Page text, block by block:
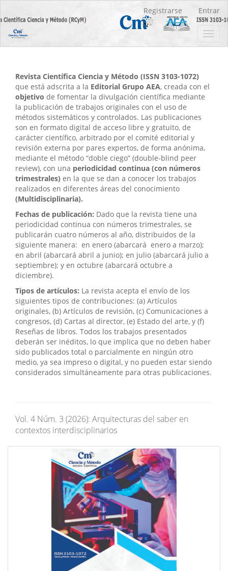
principal
Contenido
principal
Barra
Registrarse Entrar
Revista Científica Ciencia y Método (ISSN 3103-1072)
que está adscrita a la Editorial Grupo AEA, creada con el
objetivo de fomentar la divulgación científica mediante
la publicación de trabajos originales con el uso de
métodos sistemáticos y controlados. Las publicaciones
son en formato digital de acceso libre y gratuito, de
carácter científico, arbitrado por el comité editorial y
revisión externa por pares expertos, de forma anónima,
mediante el método “doble ciego” (double-blind peer
review), con una periodicidad continua (con números
trimestrales) en la que se dan a conocer los trabajos
realizados en diferentes áreas del conocimiento
(Multidisciplinaria).
Fechas de publicación: Dado que la revista tiene una
periodicidad continua con números trimestrales, se
publicarán cuatro números al año, distribuidos de la
siguiente manera: en enero (abarcará enero a marzo);
en abril (abarcará abril a junio); en julio (abarcará julio a
septiembre); y en octubre (abarcará octubre a
diciembre).
Tipos de artículos: La revista acepta el envío de los
siguientes tipos de contribuciones: (a) Artículos
originales, (b) Artículos de revisión, (c) Comunicaciones a
congresos, (d) Cartas al director, (e) Estado del arte, y (f)
Reseñas de libros. Todos los trabajos presentados
deberán ser inéditos, lo que implica que no deben haber
sido publicados total o parcialmente en ningún otro
medio, ya sea impreso o digital, y no pueden estar siendo
considerados simultáneamente para otras publicaciones.
Vol. 4 Núm. 3 (2026): Arquitecturas del saber en
contextos interdisciplinarios